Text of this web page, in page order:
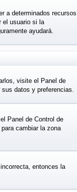
a determinados recursos
el usuario si la
ayudará.
visite el Panel de
datos y preferencias.
Panel de Control de
cambiar la zona
entonces la